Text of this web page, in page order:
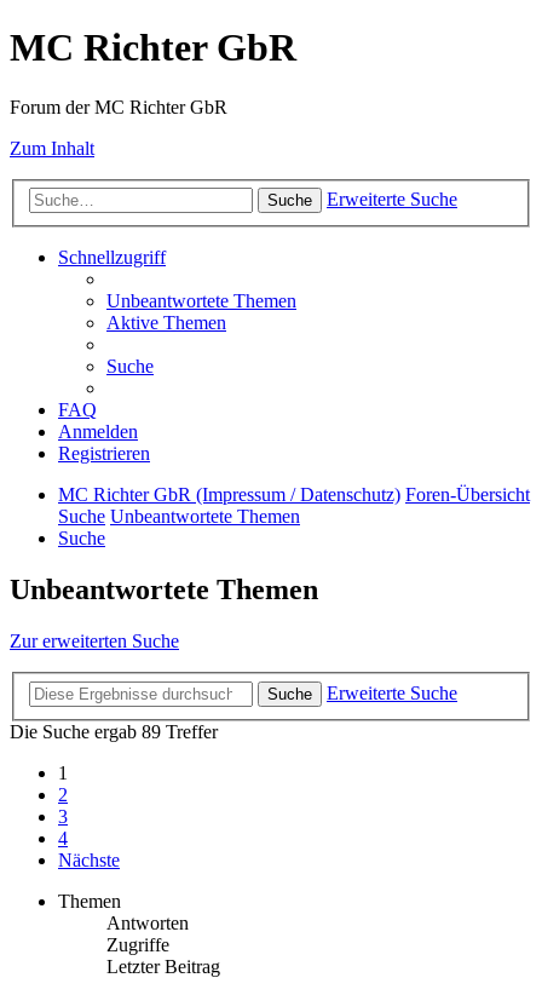
MC Richter GbR
Forum der MC Richter GbR
Zum Inhalt
Suche Erweiterte Suche
Schnellzugriff
Unbeantwortete Themen
Aktive Themen
Suche
FAQ
Anmelden
Registrieren
MC Richter GbR (Impressum / Datenschutz) Foren-Übersicht
Suche Unbeantwortete Themen
Suche
Unbeantwortete Themen
Zur erweiterten Suche
Suche
Erweiterte Suche
Die Suche ergab 89 Treffer
1
2
3
4
Nächste
Themen
Antworten
Zugriffe
Letzter Beitrag